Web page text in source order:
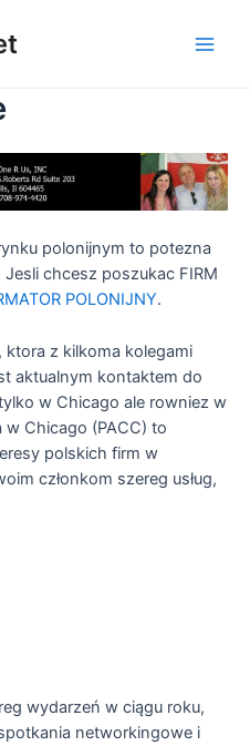
polonijnym to potezna
chcesz poszukac FIRM
POLONIJNY.
ktora z kilkoma kolegami
aktualnym kontaktem do
w Chicago ale rowniez w
w Chicago (PACC) to
polskich firm w
członkom szereg usług,
wydarzeń w ciągu roku,
networkingowe i